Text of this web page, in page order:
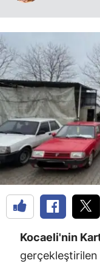
Kocaeli'nin